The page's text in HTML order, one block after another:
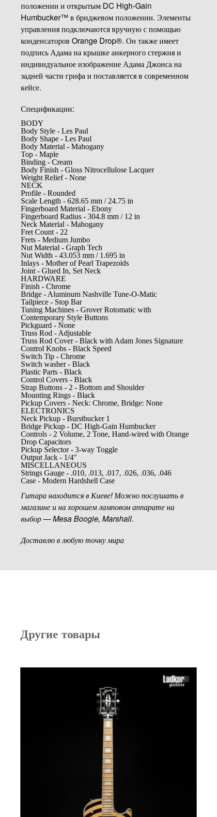
положении и открытым DC High-Gain
Humbucker™ в бриджевом положении. Элементы
управления подключаются вручную с помощью
конденсаторов Orange Drop®. Он также имеет
подпись Адама на крышке анкерного стержня и
индивидуальное изображение Адама Джонса на
задней части грифа и поставляется в современном
кейсе.
Спецификации:
BODY
Body Style - Les Paul
Body Shape - Les Paul
Body Material - Mahogany
Top - Maple
Binding - Cream
Body Finish - Gloss Nitrocellulose Lacquer
Weight Relief - None
NECK
Profile - Rounded
Scale Length - 628.65 mm / 24.75 in
Fingerboard Material - Ebony
Fingerboard Radius - 304.8 mm / 12 in
Neck Material - Mahogany
Fret Count - 22
Frets - Medium Jumbo
Nut Material - Graph Tech
Nut Width - 43.053 mm / 1.695 in
Inlays - Mother of Pearl Trapezoids
Joint - Glued In, Set Neck
HARDWARE
Finish - Chrome
Bridge - Aluminum Nashville Tune-O-Matic
Tailpiece - Stop Bar
Tuning Machines - Grover Rotomatic with
Contemporary Style Buttons
Pickguard - None
Truss Rod - Adjustable
Truss Rod Cover - Black with Adam Jones Signature
Control Knobs - Black Speed
Switch Tip - Chrome
Switch washer - Black
Plastic Parts - Black
Control Covers - Black
Strap Buttons - 2 - Bottom and Shoulder
Mounting Rings - Black
Pickup Covers - Neck: Chrome, Bridge: None
ELECTRONICS
Neck Pickup - Burstbucker 1
Bridge Pickup - DC High-Gain Humbucker
Controls - 2 Volume, 2 Tone, Hand-wired with Orange
Drop Capacitors
Pickup Selector - 3-way Toggle
Output Jack - 1/4"
MISCELLANEOUS
Strings Gauge - .010, .013, .017, .026, .036, .046
Case - Modern Hardshell Case
Гитара находится в Киеве! Можно послушать в
магазине и на хорошем ламповом аппарате на
выбор — Mesa Boogie, Marshall.
Доставлю в любую точку мира
Другие товары